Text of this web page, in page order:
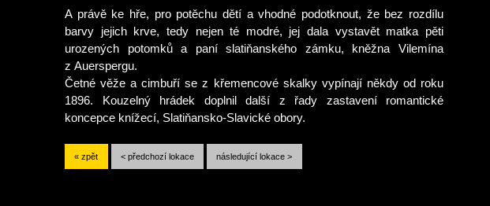
A právě ke hře, pro potěchu dětí a vhodné podotknout, že bez rozdílu
barvy jejich krve, tedy nejen té modré, jej dala vystavět matka pěti
urozených potomků a paní slatiňanského zámku, kněžna Vilemína
z Auerspergu.
Četné věže a cimbuří se z křemencové skalky vypínají někdy od roku
1896. Kouzelný hrádek doplnil další z řady zastavení romantické
koncepce knížecí, Slatiňansko-Slavické obory.
« zpět < předchozí lokace následující lokace >